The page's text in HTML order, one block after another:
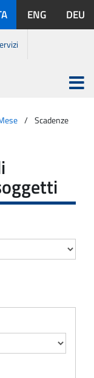
ENG DEU
Apri
menu
Scadenze